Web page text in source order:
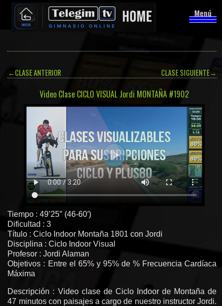
Menú
←CLASE ANTERIOR CLASE SIGUIENTE→
Video Clase CICLO VISUAL Jordi MONTAÑA #1902
Tiempo : 49’25″ (46-60′)
Dificultad : 3
Título : Ciclo Indoor Montaña 1801 con Jordi
Disciplina : Ciclo Indoor Visual
Profesor : Jordi Alaman
Objetivos : Entre el 65% y 95% de % Frecuencia Cardíaca
Máxima
Descripción : Video clase de Ciclo Indoor de Montaña de
47 minutos con paisajes a cargo de nuestro instructor Jordi.